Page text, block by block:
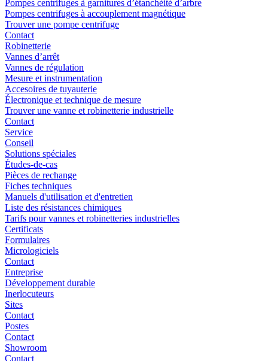
Pompes centrifuges à garnitures d’étanchéité d’arbre
Pompes centrifuges à accouplement magnétique
Trouver une pompe centrifuge
Contact
Robinetterie
Vannes d’arrêt
Vannes de régulation
Mesure et instrumentation
Accesoires de tuyauterie
Électronique et technique de mesure
Trouver une vanne et robinetterie industrielle
Contact
Service
Conseil
Solutions spéciales
Études-de-cas
Pièces de rechange
Fiches techniques
Manuels d'utilisation et d'entretien
Liste des résistances chimiques
Tarifs pour vannes et robinetteries industrielles
Certificats
Formulaires
Micrologiciels
Contact
Entreprise
Développement durable
Inerlocuteurs
Sites
Contact
Postes
Contact
Showroom
Contact